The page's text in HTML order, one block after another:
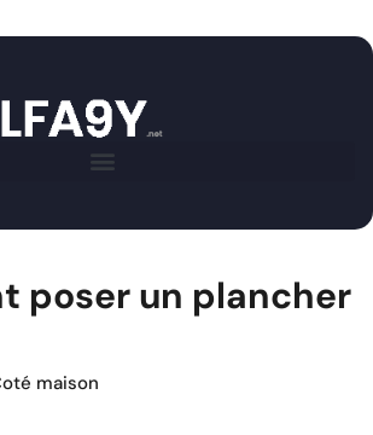
poser un plancher
maison